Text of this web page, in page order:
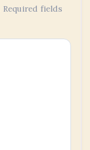
Required fields